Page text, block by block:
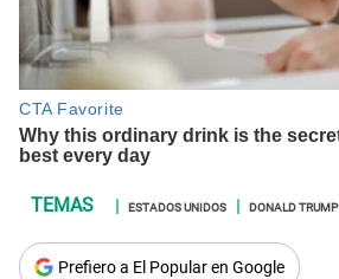
ESTADOS UNIDOS DONALD TRUMP
Prefiero a El Popular en Google